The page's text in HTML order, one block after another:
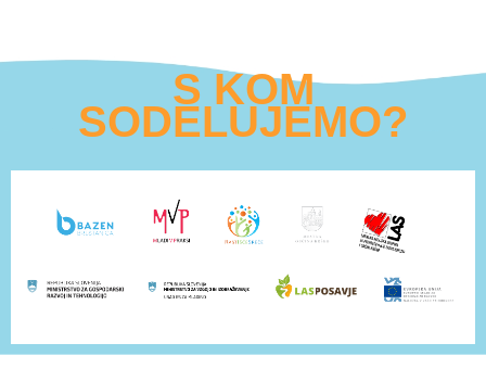
S KOM
SODELUJEMO?